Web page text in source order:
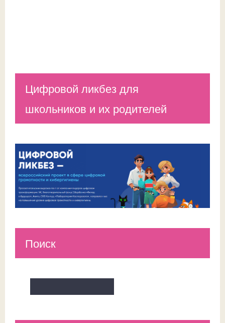
Цифровой ликбез для
школьников и их родителей
Поиск